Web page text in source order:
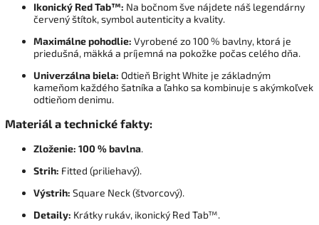
Ikonický Red Tab™: Na bočnom šve nájdete náš legendárny
červený štítok, symbol autenticity a kvality.
Maximálne pohodlie: Vyrobené zo 100 % bavlny, ktorá je
priedušná, mäkká a príjemná na pokožke počas celého dňa.
Univerzálna biela: Odtieň Bright White je základným
kameňom každého šatníka a ľahko sa kombinuje s akýmkoľvek
odtieňom denimu.
Materiál a technické fakty:
Zloženie: 100 % bavlna.
Strih: Fitted (priliehavý).
Výstrih: Square Neck (štvorcový).
Detaily: Krátky rukáv, ikonický Red Tab™.